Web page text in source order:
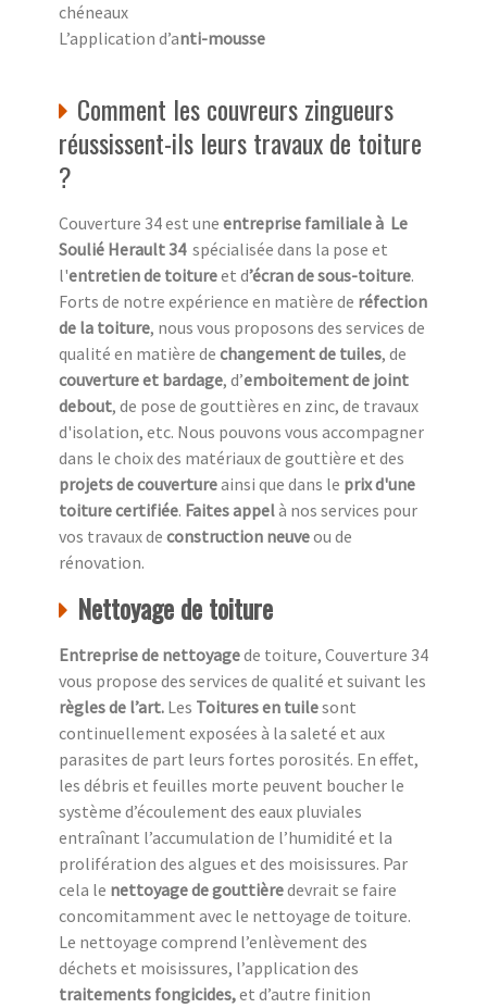
chéneaux
L’application d’anti-mousse
Comment les couvreurs zingueurs
réussissent-ils leurs travaux de toiture
?
Couverture 34 est une entreprise familiale à Le
Soulié Herault 34 spécialisée dans la pose et
l'entretien de toitureet d’écran de sous-toiture.
Forts de notre expérience en matière de réfection
de la toiture, nous vous proposons des services de
qualité en matière de changement de tuiles, de
couverture et bardage, d’emboitement de joint
debout, de pose de gouttières en zinc, de travaux
d'isolation, etc. Nous pouvons vous accompagner
dans le choix des matériaux de gouttière et des
projets de couvertureainsi que dans le prix d'une
toiture certifiée. Faites appelà nos services pour
vos travaux de construction neuveou de
rénovation.
Nettoyage de toiture
Entreprise de nettoyagede toiture, Couverture 34
vous propose des services de qualité et suivant les
règles de l’art. Les Toitures en tuilesont
continuellement exposées à la saleté et aux
parasites de part leurs fortes porosités. En effet,
les débris et feuilles morte peuvent boucher le
système d’écoulement des eaux pluviales
entraînant l’accumulation de l’humidité et la
prolifération des algues et des moisissures. Par
cela le nettoyage de gouttièredevrait se faire
concomitamment avec le nettoyage de toiture.
Le nettoyage comprend l’enlèvement des
déchets et moisissures, l’application des
traitements fongicides,et d’autre finition